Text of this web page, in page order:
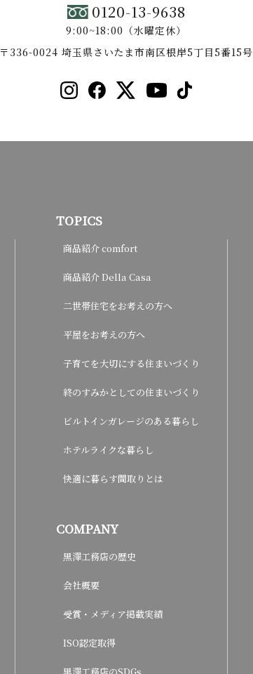
0120-13-9638
9:00~18:00（水曜定休）
〒336-0024 埼玉県さいたま市南区根岸5丁目5番15号
TOPICS
商品紹介 comfort
商品紹介 Della Casa
二世帯住宅をお考えの方へ
平屋をお考えの方へ
子育てを大切にする住まいづくり
終のすみかとしての住まいづくり
ビルトインガレージのある暮らし
ホテルライクな暮らし
快適に暮らす間取りとは
COMPANY
黒澤工務店の歴史
会社概要
受賞・メディア掲載実績
ISO認定取得
黒澤工務店のSDGs